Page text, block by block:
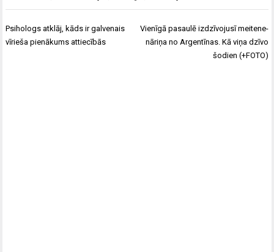
Ziņu
izvēlne
Psihologs atklāj, kāds ir galvenais
vīrieša pienākums attiecībās
Vienīgā pasaulē izdzīvojusī meitene-
nāriņa no Argentīnas. Kā viņa dzīvo
šodien (+FOTO)